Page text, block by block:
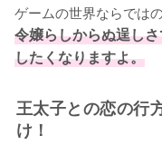
ゲームの世界ならでは
令嬢らしからぬ逞し
したくなりますよ。
王太子との恋の行
け！